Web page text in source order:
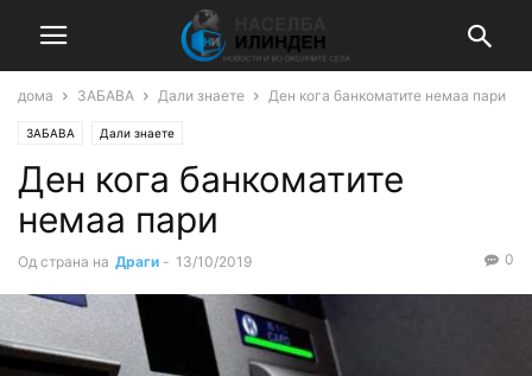
дома ЗАБАВА Дали знаете Ден кога банкоматите немаа пари
ЗАБАВА Дали знаете
Ден кога банкоматите
немаа пари
Од страна на Драги - 13/10/2019 0